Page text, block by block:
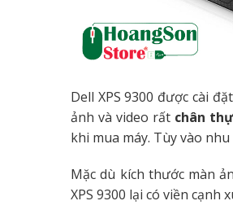
Dell XPS 9300 được cài
ảnh và video rất chân
khi mua máy. Tùy vào
Mặc dù kích thước màn
XPS 9300 lại có viền